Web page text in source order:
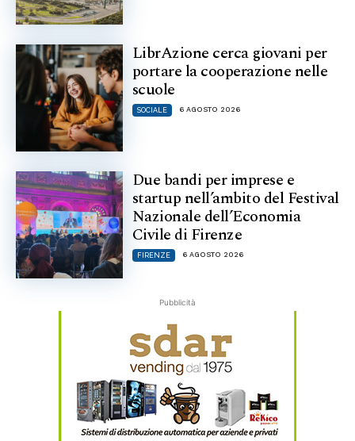
LibrAzione cerca giovani per
portare la cooperazione nelle
scuole
SOCIALE 6 AGOSTO 2026
Due bandi per imprese e
startup nell’ambito del Festival
Nazionale dell’Economia
Civile di Firenze
FIRENZE 6 AGOSTO 2026
Pubblicità